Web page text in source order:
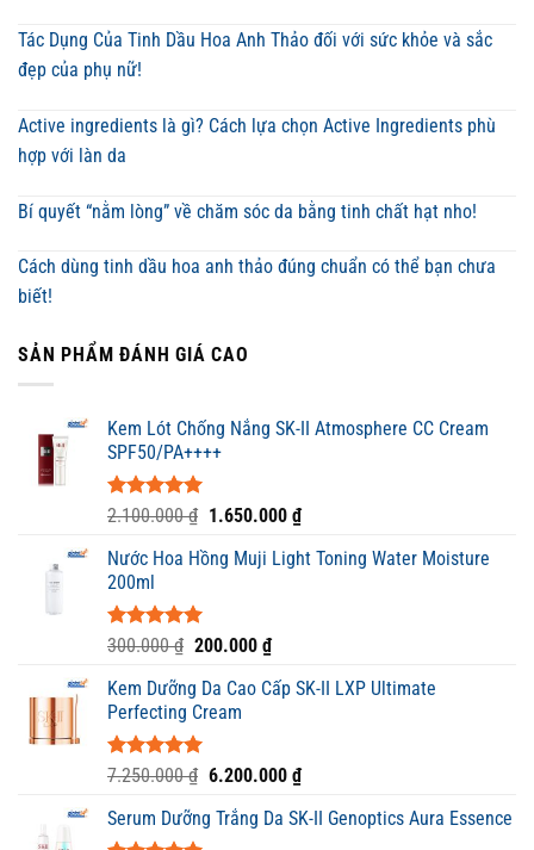
Tác Dụng Của Tinh Dầu Hoa Anh Thảo đối với sức khỏe và sắc
đẹp của phụ nữ!
Active ingredients là gì? Cách lựa chọn Active Ingredients phù
hợp với làn da
Bí quyết “nằm lòng” về chăm sóc da bằng tinh chất hạt nho!
Cách dùng tinh dầu hoa anh thảo đúng chuẩn có thể bạn chưa
biết!
SẢN PHẨM ĐÁNH GIÁ CAO
Kem Lót Chống Nắng SK-II Atmosphere CC Cream
SPF50/PA++++
Được xếp
5 sao
2.100.000₫ Giá
là:
1.650.000 ₫Giá
tại
Nước Hoa Hồng Muji Light Toning Water Moisture
200ml
Được xếp
5.00
5 sao
300.000₫ Giá
là:
300.000 ₫.
200.000 ₫Giá
tại
Kem Dưỡng Da Cao Cấp SK-II LXP Ultimate
Perfecting Cream
Được xếp
5 sao
7.250.000₫ Giá
là:
6.200.000 ₫Giá
tại
Serum Dưỡng Trắng Da SK-II Genoptics Aura Essence